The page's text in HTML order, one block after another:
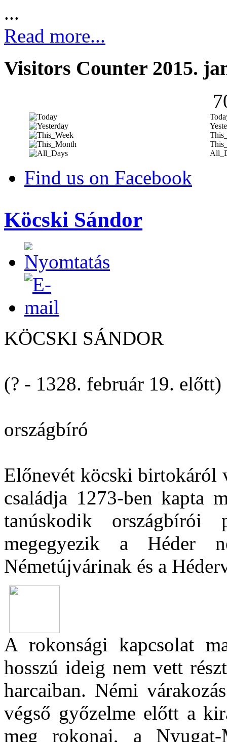
...
Read more...
Visitors Counter 2015.
Find us on Facebook
Köcski Sándor
KÖCSKI SÁNDOR
(? - 1328. február 19. előtt)
országbíró
Előnevét köcski birtokáról
családja 1273-ben kapta
tanúskodik országbírói
megegyezik a Héder
Németújvárinak és a
A rokonsági kapcsolat
hosszú ideig nem vett
harcaiban. Némi
végső győzelme előtt a
meg rokonai, a Nyugat-